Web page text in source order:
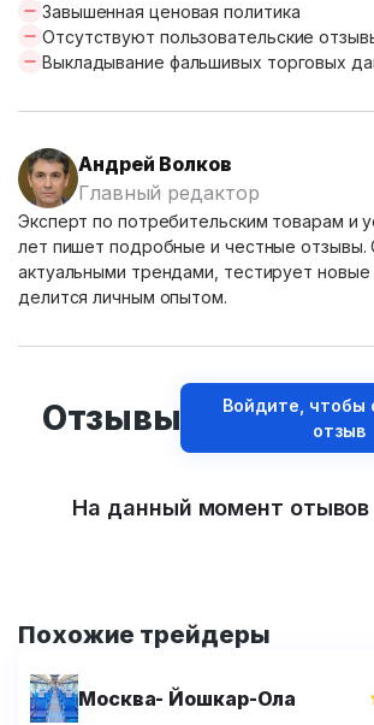
Завышенная ценовая политика
Отсутствуют пользовательские
Выкладывание фальшивых торговых
Андрей Волков
Главный редактор
Эксперт по потребительским товарам и
лет пишет подробные и честные отзывы.
актуальными трендами, тестирует
делится личным опытом.
Отзывы
Войдите, чтобы
отзыв
На данный момент
Похожие трейдеры
Москва- Йошкар-Ола